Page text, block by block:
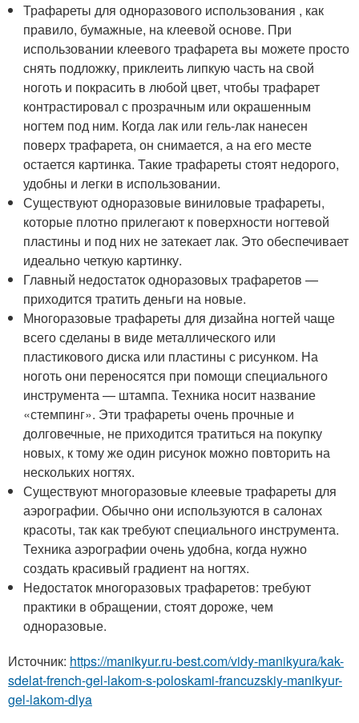
Трафареты для одноразового использования , как
правило, бумажные, на клеевой основе. При
использовании клеевого трафарета вы можете просто
снять подложку, приклеить липкую часть на свой
ноготь и покрасить в любой цвет, чтобы трафарет
контрастировал с прозрачным или окрашенным
ногтем под ним. Когда лак или гель-лак нанесен
поверх трафарета, он снимается, а на его месте
остается картинка. Такие трафареты стоят недорого,
удобны и легки в использовании.
Существуют одноразовые виниловые трафареты,
которые плотно прилегают к поверхности ногтевой
пластины и под них не затекает лак. Это обеспечивает
идеально четкую картинку.
Главный недостаток одноразовых трафаретов —
приходится тратить деньги на новые.
Многоразовые трафареты для дизайна ногтей чаще
всего сделаны в виде металлического или
пластикового диска или пластины с рисунком. На
ноготь они переносятся при помощи специального
инструмента — штампа. Техника носит название
«стемпинг». Эти трафареты очень прочные и
долговечные, не приходится тратиться на покупку
новых, к тому же один рисунок можно повторить на
нескольких ногтях.
Существуют многоразовые клеевые трафареты для
аэрографии. Обычно они используются в салонах
красоты, так как требуют специального инструмента.
Техника аэрографии очень удобна, когда нужно
создать красивый градиент на ногтях.
Недостаток многоразовых трафаретов: требуют
практики в обращении, стоят дороже, чем
одноразовые.
Источник: https://manikyur.ru-best.com/vidy-manikyura/kak-
sdelat-french-gel-lakom-s-poloskami-francuzskiy-manikyur-
gel-lakom-dlya